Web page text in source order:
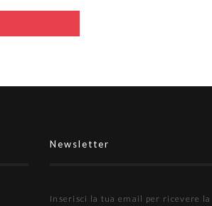
Newsletter
Inserisci la tua email per ricevere la